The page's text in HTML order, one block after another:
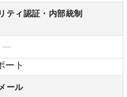
ティ認証・内部統制
—
ート
ール